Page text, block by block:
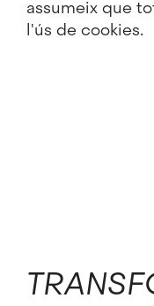
assumeix que
l'ús de cookies.